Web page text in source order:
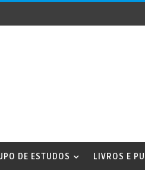
DE ESTUDOS LIVROS E